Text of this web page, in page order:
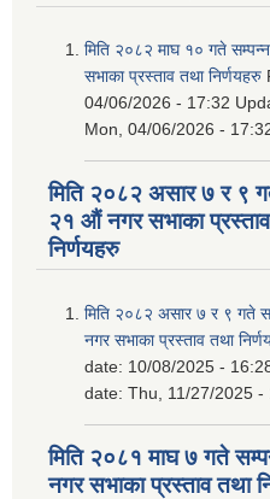
मिति २०८२ माघ १० गते
सभाका प्रस्ताव तथा निर्णयहरु
04/06/2026 - 17:32
Mon, 04/06/2026 -
मिति २०८२ असार ७ र ९
२१ औं नगर सभाका
निर्णयहरु
मिति २०८२ असार ७ र ९ गते
नगर सभाका प्रस्ताव तथा
date: 10/08/2025 -
date: Thu, 11/27/2025 -
मिति २०८१ माघ ७ गते
नगर सभाका प्रस्ताव तथा